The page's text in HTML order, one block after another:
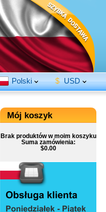
$ USD
Polski
Mój koszyk
Brak produktów w moim koszyku
Suma zamówienia:
$0.00